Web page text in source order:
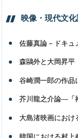
映像・ 現代文
佐藤真論－ドキ
森鷗外と大岡昇
谷崎潤一郎の作品
芥川龍之介論―「
大島渚映画におけ
韓国における村上